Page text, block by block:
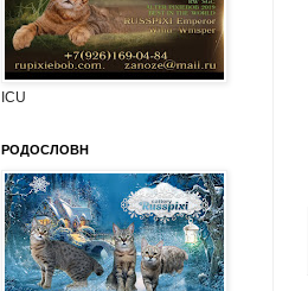
ICU
РОДОСЛОВН